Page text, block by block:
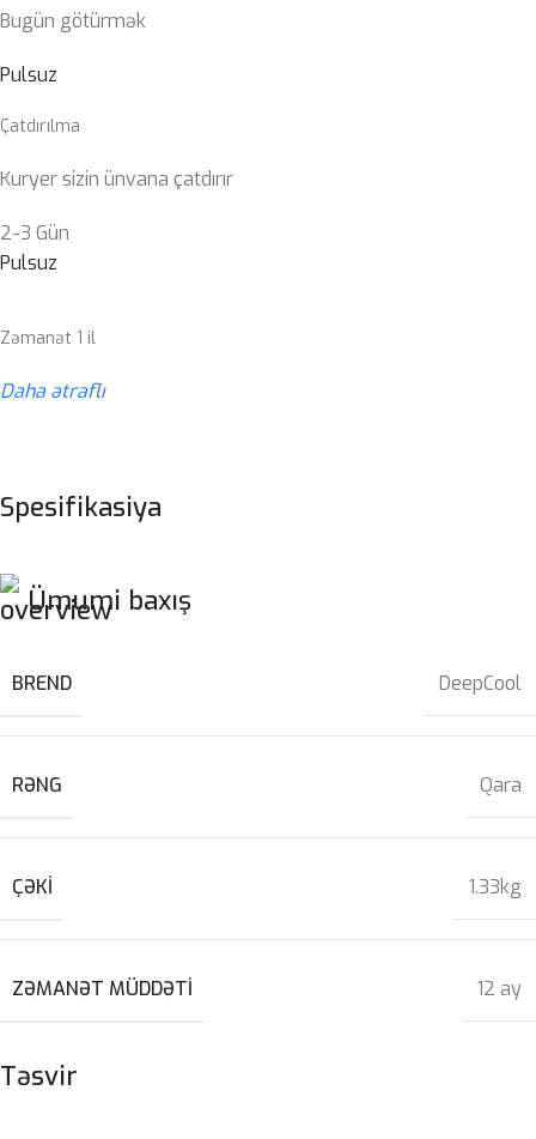
Bugün götürmək
Pulsuz
Çatdırılma
Kuryer sizin ünvana çatdırır
2-3 Gün
Pulsuz
Zəmanət 1 il
Daha ətraflı
Təsvir
Spesifikasiya
Ümumi baxış
BREND DeepCool
RƏNG Qara
ÇƏKI 1.33kg
ZƏMANƏT MÜDDƏTI 12 ay